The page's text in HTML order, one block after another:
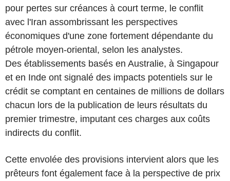
pour pertes sur créances à court terme, le conflit
avec l'Iran assombrissant les perspectives
économiques d'une zone fortement dépendante du
pétrole moyen-oriental, selon les analystes.
Des établissements basés en Australie, à Singapour
et en Inde ont signalé des impacts potentiels sur le
crédit se comptant en centaines de millions de dollars
chacun lors de la publication de leurs résultats du
premier trimestre, imputant ces charges aux coûts
indirects du conflit.
Cette envolée des provisions intervient alors que les
prêteurs font également face à la perspective de prix